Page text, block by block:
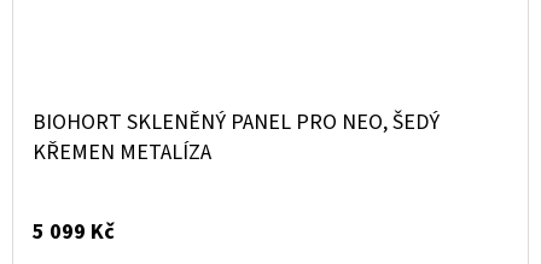
BIOHORT SKLENĚNÝ PANEL PRO NEO, ŠEDÝ
KŘEMEN METALÍZA
5 099 Kč